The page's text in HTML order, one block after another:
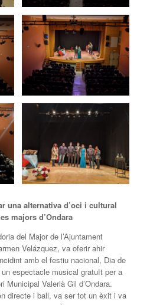
una alternativa d’oci i cultural
majors d’Ondara
del Major de l’Ajuntament
Velázquez, va oferir ahir
amb el festiu nacional, Dia de
espectacle musical gratuït per a
Municipal Valerià Gil d’Ondara.
directe i ball, va ser tot un èxit i va